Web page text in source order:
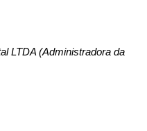
LTDA (Administradora da